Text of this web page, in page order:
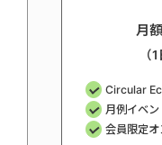
月額
（
Circular
月例イベ
会員限定